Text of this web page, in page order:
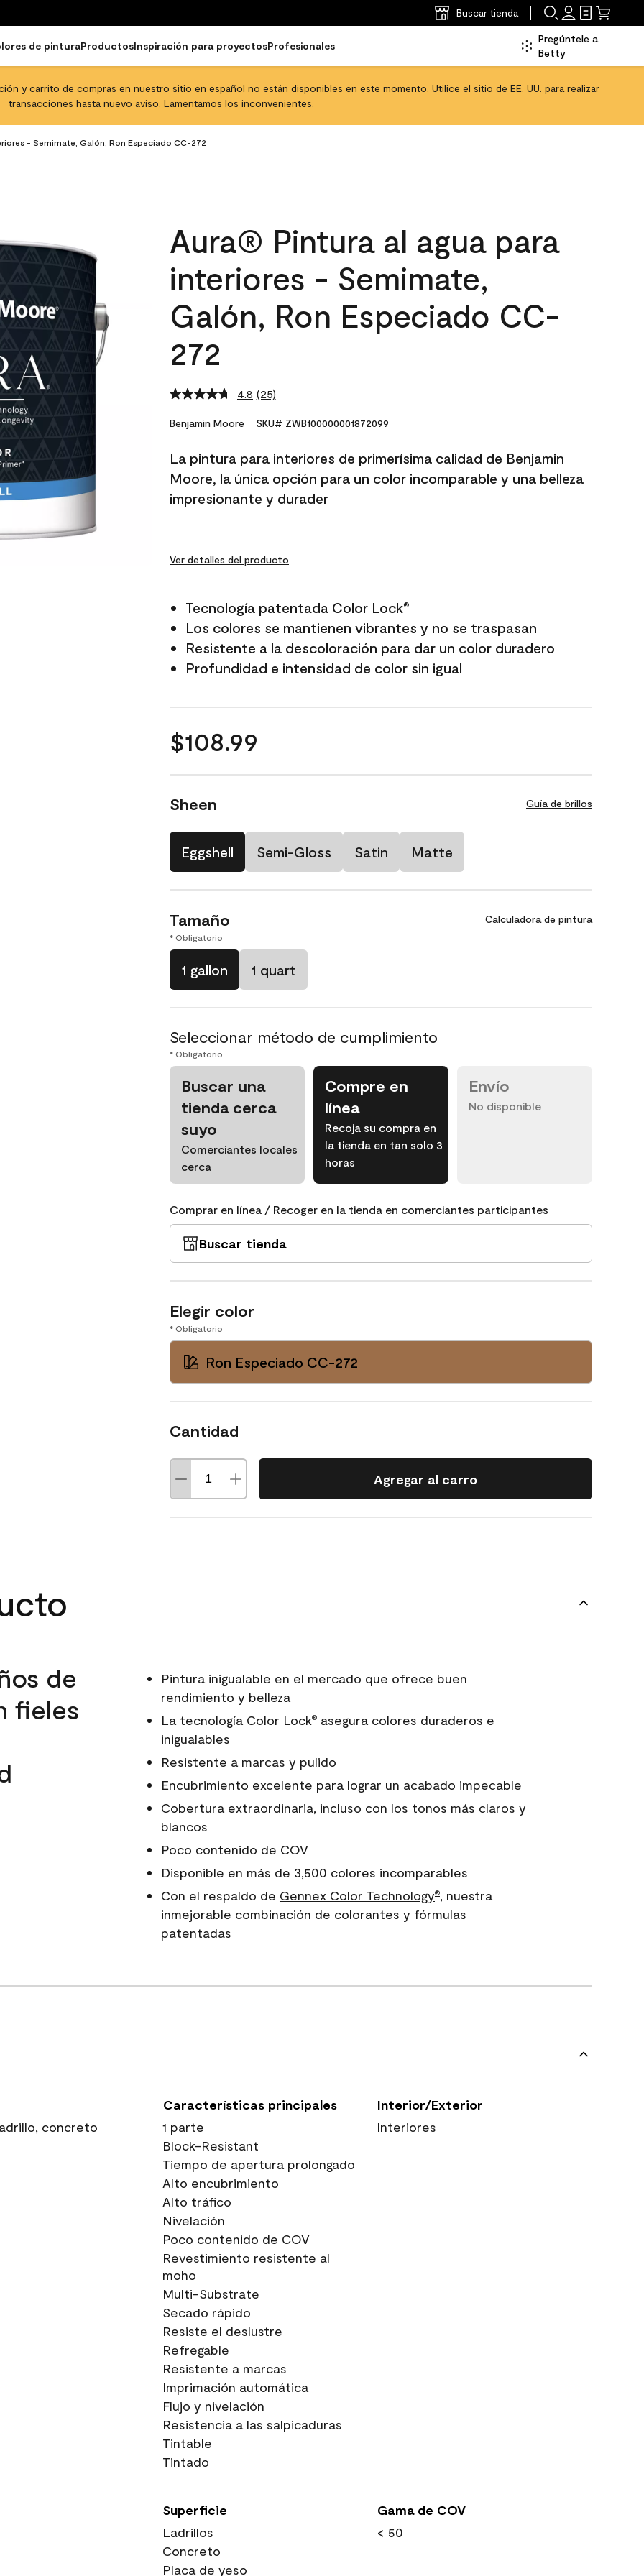
Buscar tienda
de pinturaProductosInspiración para proyectosProfesionales
Pregúntele a
Betty
y carrito de compras en nuestro sitio en español no están disponibles en este momento. Utilice el sitio de EE. UU. para realizar
transacciones hasta nuevo aviso. Lamentamos los inconvenientes.
- Semimate, Galón, Ron Especiado CC-272
Aura® Pintura al agua para
interiores - Semimate,
Galón, Ron Especiado CC-
272
4.8 Read
Reviews.
link.
(25)
Benjamin Moore SKU# ZWB100000001872099
La pintura para interiores de primerísima calidad de Benjamin
Moore, la única opción para un color incomparable y una belleza
impresionante y durader
Ver detalles del producto
Tecnología patentada Color Lock®
Los colores se mantienen vibrantes y no se traspasan
Resistente a la descoloración para dar un color duradero
Profundidad e intensidad de color sin igual
$108.99
Sheen Guía de brillos
Eggshell Semi-Gloss Satin Matte
Tamaño Calculadora de pintura
* Obligatorio
1 gallon 1 quart
Seleccionar método de cumplimiento
* Obligatorio
Buscar una
tienda cerca
suyo
Comerciantes locales
cerca
Compre en
línea
Recoja su compra en
la tienda en tan solo 3
horas
Envío
No disponible
Comprar en línea / Recoger en la tienda en comerciantes participantes
Buscar tienda
Elegir color
* Obligatorio
Ron Especiado CC-272
Cantidad
Agregar al carro
de
fieles
Pintura inigualable en el mercado que ofrece buen
rendimiento y belleza
La tecnología Color Lock®asegura colores duraderos e
inigualables
Resistente a marcas y pulido
Encubrimiento excelente para lograr un acabado impecable
Cobertura extraordinaria, incluso con los tonos más claros y
blancos
Poco contenido de COV
Disponible en más de 3,500 colores incomparables
Con el respaldo de Gennex Color Technology®, nuestra
inmejorable combinación de colorantes y fórmulas
patentadas
concreto
Características principales
1 parte
Block-Resistant
Tiempo de apertura prolongado
Alto encubrimiento
Alto tráfico
Nivelación
Poco contenido de COV
Revestimiento resistente al
moho
Multi-Substrate
Secado rápido
Resiste el deslustre
Refregable
Resistente a marcas
Imprimación automática
Flujo y nivelación
Resistencia a las salpicaduras
Tintable
Tintado
Interior/Exterior
Interiores
Superficie
Ladrillos
Concreto
Placa de yeso
Gama de COV
< 50